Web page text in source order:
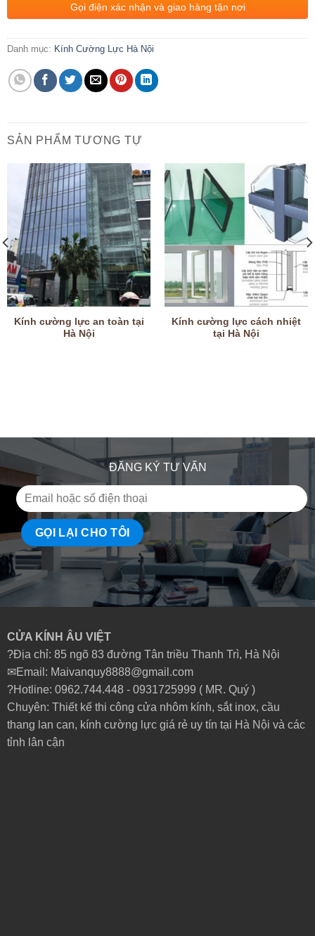
Gọi điện xác nhận và giao hàng tận nơi
Danh mục: Kính Cường Lực Hà Nội
SẢN PHẨM TƯƠNG TỰ
Kính cường lực an toàn tại
Hà Nội
Kính cường lực cách nhiệt
tại Hà Nội
ĐĂNG KÝ TƯ VẤN
CỬA KÍNH ÂU VIỆT
?Địa chỉ: 85 ngõ 83 đường Tân triều Thanh Trì, Hà Nội
✉Email: Maivanquy8888@gmail.com
?Hotline: 0962.744.448 - 0931725999 ( MR. Quý )
Chuyên: Thiết kế thi công cửa nhôm kính, sắt inox, cầu
thang lan can, kính cường lực giá rẻ uy tín tại Hà Nội và các
tỉnh lân cận